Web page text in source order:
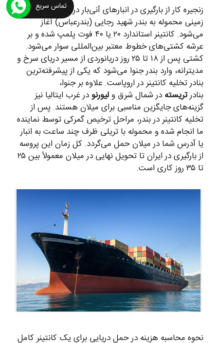
زنجیره کار از بارگیری در انبارهای آنی‌بار در ایران و حمل
زمینی محموله به بندر شهید رجایی (بندرعباس) آغاز
می‌شود. کانتینر استاندارد ۲۰ یا ۴۰ فوت پلمپ شده و بر
عرشه کشتی‌های خطوط معتبر بین‌المللی سوار می‌شود.
کشتی پس از ۱۸ تا ۲۵ روز دریانوردی از مسیر دریای سرخ و
مدیترانه، وارد بندر جنوا می‌شود که یکی از پیشرفته‌ترین
بنادر تخلیه کانتینر در اروپاست. علاوه بر جنوا،
بنادرتریسته در شمال شرق ولیورنودر غرب ایتالیا نیز
گزینه‌های جایگزین مناسبی برای میلان هستند. پس از
تخلیه کانتینر در بندر، مراحل ترخیص گمرکی توسط نماینده
ما انجام شده و محموله با تریلی ظرف چند ساعت به انبار
یا آدرس شما در میلان حمل می‌گردد. کل زمان این پروسه
از بارگیری در ایران تا تحویل نهایی در میلان معمولاً بین ۲۵
تا ۳۵ روز کاری است.
نحوه محاسبه هزینه در حمل دریایی برای یک کانتینر کامل
تماس سریع